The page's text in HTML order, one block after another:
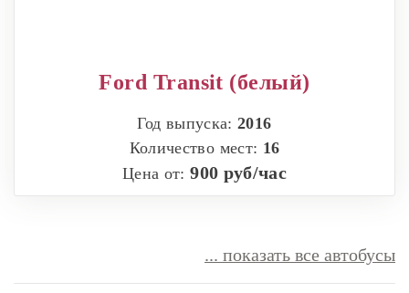
Ford Transit (белый)
Год выпуска:2016
Количество мест: 16
Цена от:900 руб/час
... показать все автобусы